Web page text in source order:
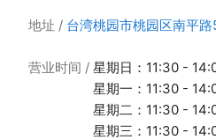
地址 台湾桃园市桃园区南平
营业时间
星期日：11:30 -
星期一：11:30 -
星期二：11:30 -
星期三：11:30 -